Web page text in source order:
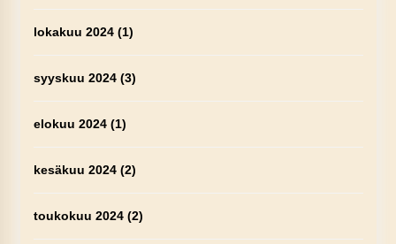
lokakuu 2024(1)
syyskuu 2024(3)
elokuu 2024(1)
kesäkuu 2024(2)
toukokuu 2024(2)